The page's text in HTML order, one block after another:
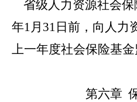
省级人力资源社会保
年1月31日前，向人力
上一年度社会保险基金
第六章